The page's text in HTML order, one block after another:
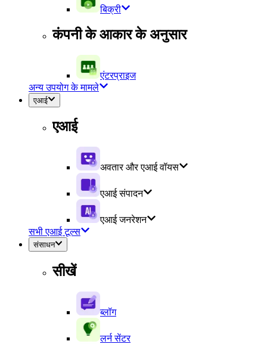
बिक्री
कंपनी के आकार के अनुसार
एंटरप्राइज
अन्य उपयोग के मामले
एआई
एआई
अवतार और एआई वॉयस
एआई संपादन
एआई जनरेशन
सभी एआई टूल्स
संसाधन
सीखें
ब्लॉग
लर्न सेंटर